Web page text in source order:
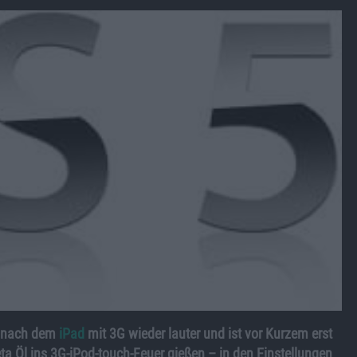
dem iPad mit 3G wieder lauter und ist vor Kurzem erst